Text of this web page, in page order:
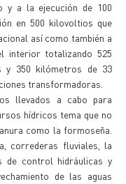
y a la ejecución de 100
en 500 kilovoltios que
así como también a
interior totalizando 525
y 350 kilómetros de 33
transformadoras.
llevados a cabo para
hídricos tema que no
como la formoseña.
correderas fluviales, la
de control hidráulicas y
de las aguas